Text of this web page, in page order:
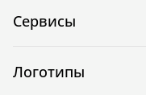
Сервисы
Логотипы